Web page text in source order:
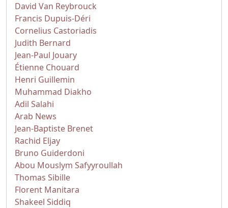
David Van Reybrouck
Francis Dupuis-Déri
Cornelius Castoriadis
Judith Bernard
Jean-Paul Jouary
Étienne Chouard
Henri Guillemin
Muhammad Diakho
Adil Salahi
Arab News
Jean-Baptiste Brenet
Rachid Eljay
Bruno Guiderdoni
Abou Mouslym Safyyroullah
Thomas Sibille
Florent Manitara
Shakeel Siddiq